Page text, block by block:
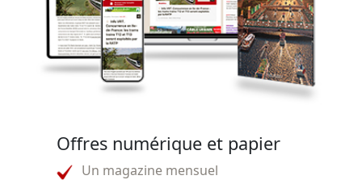
Offres numérique et papier
Un magazine mensuel